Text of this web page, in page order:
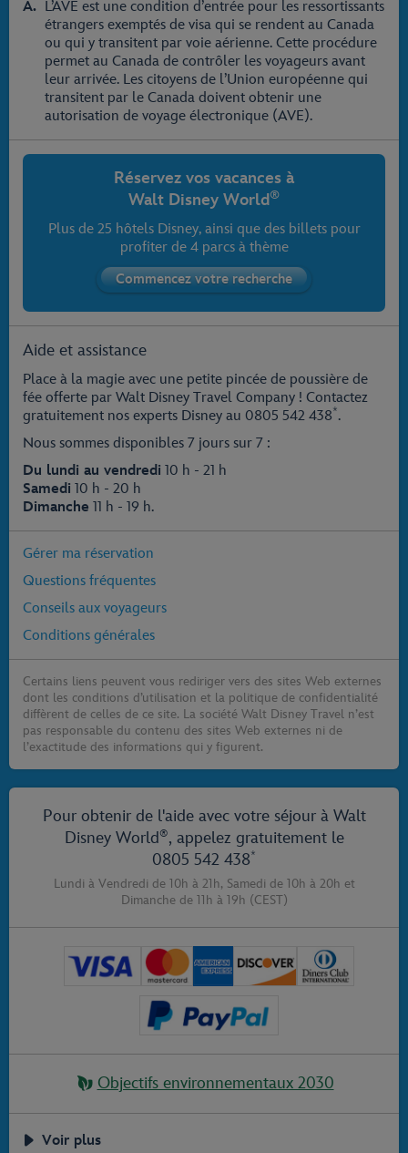
L’AVE est une condition d’entrée pour les ressortissants
étrangers exemptés de visa qui se rendent au Canada
ou qui y transitent par voie aérienne. Cette procédure
permet au Canada de contrôler les voyageurs avant
leur arrivée. Les citoyens de l’Union européenne qui
transitent par le Canada doivent obtenir une
autorisation de voyage électronique (AVE).
Réservez vos vacances à
Walt Disney World ®
Plus de 25 hôtels Disney, ainsi que des billets pour
profiter de 4 parcs à thème
Aide et assistance
Place à la magie avec une petite pincée de poussière de
fée offerte par Walt Disney Travel Company ! Contactez
gratuitement nos experts Disney au 0805 542 438*.
Nous sommes disponibles 7 jours sur 7 :
Du lundi au vendredi 10 h - 21 h
Samedi 10 h - 20 h
Dimanche 11 h - 19 h.
Gérer ma réservation
Questions fréquentes
Conseils aux voyageurs
Conditions générales
Certains liens peuvent vous rediriger vers des sites Web externes
dont les conditions d’utilisation et la politique de confidentialité
diffèrent de celles de ce site. La société Walt Disney Travel n’est
pas responsable du contenu des sites Web externes ni de
l’exactitude des informations qui y figurent.
Pour obtenir de l'aide avec votre séjour à Walt
Disney World ®, appelez gratuitement le
0805 542 438*
Lundi à Vendredi de 10h à 21h, Samedi de 10h à 20h et
Dimanche de 11h à 19h (CEST)
Objectifs environnementaux 2030
Voir plus